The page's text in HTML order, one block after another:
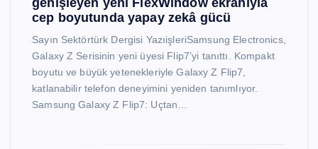
cep boyutunda yapay zekâ gücü
Sayın Sektörtürk Dergisi YazıişleriSamsung Electronics,
Galaxy Z Serisinin yeni üyesi Flip7’yi tanıttı. Kompakt
boyutu ve büyük yetenekleriyle Galaxy Z Flip7,
katlanabilir telefon deneyimini yeniden tanımlıyor.
Samsung Galaxy Z Flip7: Uçtan…